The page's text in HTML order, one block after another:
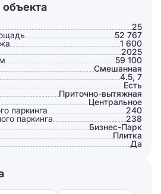
объекта
25
52 767
1 600
2025
59 100
Смешанная
4.5, 7
Есть
Приточно-вытяжная
Центральное
паркинга
240
паркинга
238
Бизнес-Парк
Плитка
Да